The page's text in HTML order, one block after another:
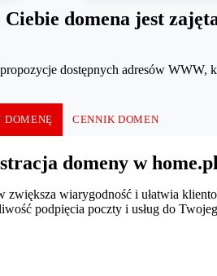
domena jest
dostępnych adresów WWW,
DOMENĘ CENNIK DOMEN
domeny w
wiarygodność i ułatwia
podpięcia poczty i usług do